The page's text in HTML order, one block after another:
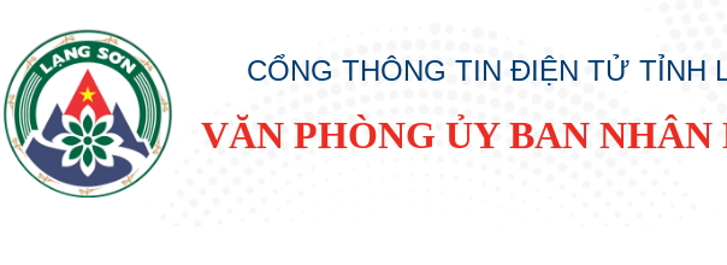
CỔNG THÔNG TIN ĐIỆN TỬ TỈNH
VĂN PHÒNG ỦY BAN